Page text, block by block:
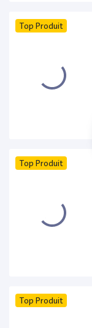
Top Produit
Top Produit
Top Produit